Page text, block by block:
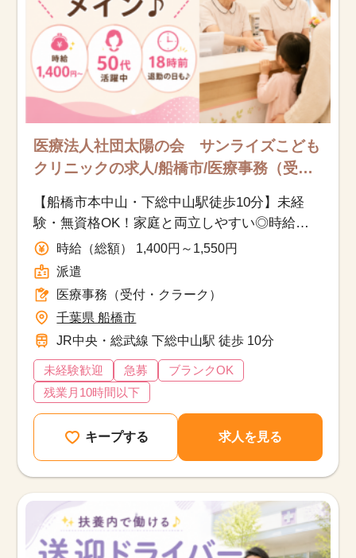
サイトの使い方
就職サポート
人材をお探しの医療機関・企業様
医療法人社団太陽の会 サンライズこども
クリニックの求人/船橋市/医療事務（受
【船橋市本中山・下総中山駅徒歩10分】未経
験・無資格OK！家庭と両立しやすい◎時給
1400円～時給（総額） 1,400円～1,550円
派遣
医療事務（受付・クラーク）
千葉県 船橋市
JR中央・総武線 下総中山駅 徒歩 10分
未経験歓迎 急募
ブランクOK
残業月10時間以下
キープする 求人を見る